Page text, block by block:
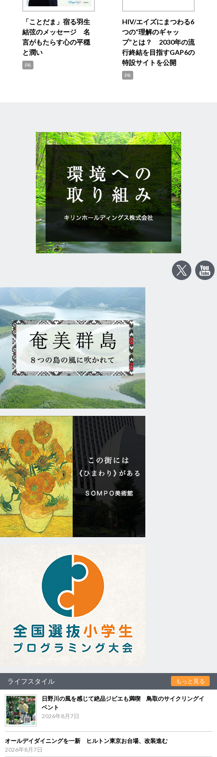
「ことだま」宿る羽生
結弦のメッセージ 名
言がもたらす心の平穏
と潤い
PR
HIV/エイズにまつわる6
つの“理解のギャッ
プ”とは？ 2030年の流
行終結を目指すGAP6の
特設サイトを公開
PR
ライフスタイル もっと見る
日野川の風を感じて絶品ジビエも満喫 鳥取のサイクリングイ
ベント
2026年8月7日
オールデイダイニングを一新 ヒルトン東京お台場、改装進む
2026年8月7日